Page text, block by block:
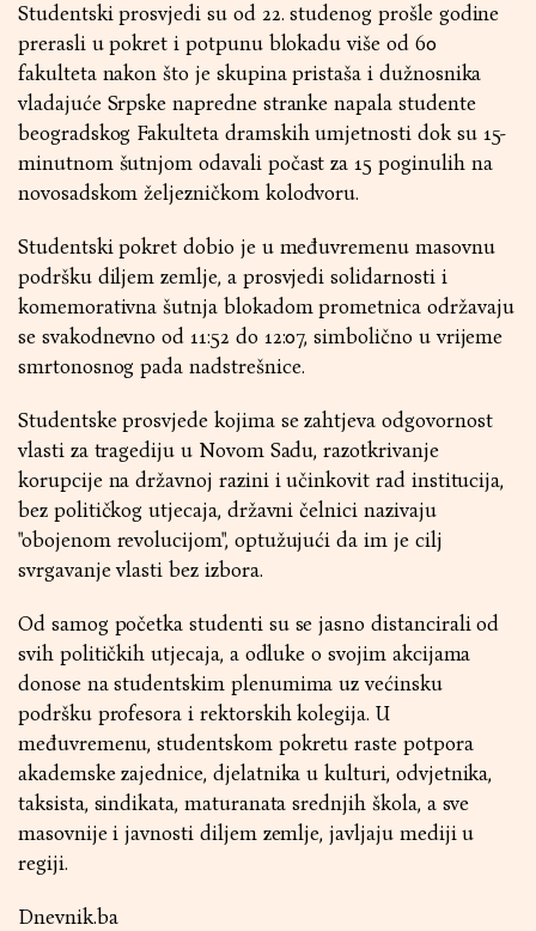
Studentski prosvjedi su od 22. studenog prošle godine
prerasli u pokret i potpunu blokadu više od 60
fakulteta nakon što je skupina pristaša i dužnosnika
vladajuće Srpske napredne stranke napala studente
beogradskog Fakulteta dramskih umjetnosti dok su 15-
minutnom šutnjom odavali počast za 15 poginulih na
novosadskom željezničkom kolodvoru.
Studentski pokret dobio je u međuvremenu masovnu
podršku diljem zemlje, a prosvjedi solidarnosti i
komemorativna šutnja blokadom prometnica održavaju
se svakodnevno od 11:52 do 12:07, simbolično u vrijeme
smrtonosnog pada nadstrešnice.
Studentske prosvjede kojima se zahtjeva odgovornost
vlasti za tragediju u Novom Sadu, razotkrivanje
korupcije na državnoj razini i učinkovit rad institucija,
bez političkog utjecaja, državni čelnici nazivaju
"obojenom revolucijom", optužujući da im je cilj
svrgavanje vlasti bez izbora.
Od samog početka studenti su se jasno distancirali od
svih političkih utjecaja, a odluke o svojim akcijama
donose na studentskim plenumima uz većinsku
podršku profesora i rektorskih kolegija. U
međuvremenu, studentskom pokretu raste potpora
akademske zajednice, djelatnika u kulturi, odvjetnika,
taksista, sindikata, maturanata srednjih škola, a sve
masovnije i javnosti diljem zemlje, javljaju mediji u
regiji.
Dnevnik.ba